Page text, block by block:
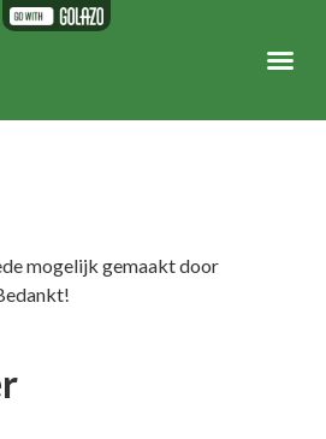
mogelijk gemaakt door